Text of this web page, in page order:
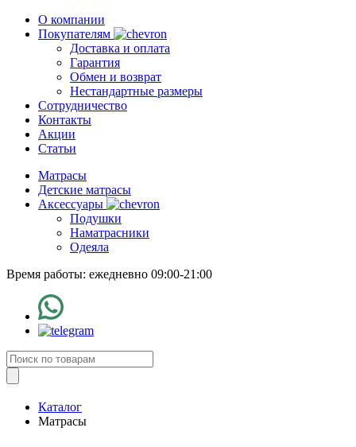
О компании
Покупателям
Доставка и оплата
Гарантия
Обмен и возврат
Нестандартные размеры
Сотрудничество
Контакты
Акции
Статьи
Матрасы
Детские матрасы
Аксессуары
Подушки
Наматрасники
Одеяла
Время работы: ежедневно 09:00-21:00
Каталог
Матрасы